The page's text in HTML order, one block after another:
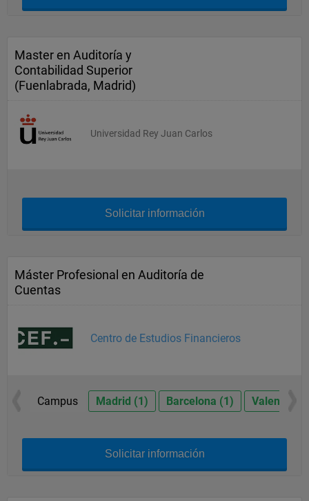
Master en Auditoría y
Contabilidad Superior
(Fuenlabrada, Madrid)
Universidad Rey Juan Carlos
Solicitar información
Máster Profesional en Auditoría de
Cuentas
Centro de Estudios Financieros
Campus Madrid (1) Barcelona (1) Valencia
Solicitar información